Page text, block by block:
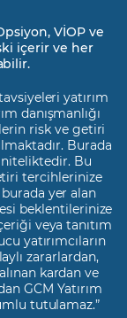
VİOP ve
içerir ve her
yatırım
danışmanlığı
risk ve getiri
Burada
Bu
tercihlerinize
yer alan
beklentilerinize
veya tanıtım
yatırımcıların
zararlardan,
kardan ve
GCM Yatırım
tutulamaz.”